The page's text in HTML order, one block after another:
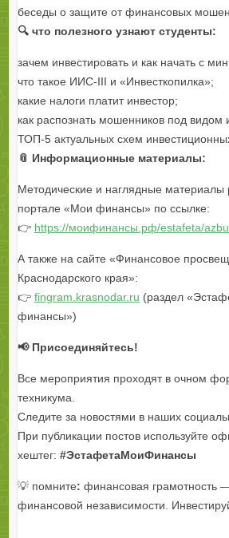
беседы о защите от финансовых
🔍 что полезного узнают студенты:
зачем инвестировать и как начать с
что такое ИИС-III и «Инвесткопилка»;
какие налоги платит инвестор;
как распознать мошенников под видом
ТОП-5 актуальных схем
📎 Информационные материалы:
Методические и наглядные
портале «Мои финансы» по ссылке:
👉 https://моифинансы.рф/estafeta/
А также на сайте «Финансовое
Краснодарского края»:
👉 fingram.krasnodar.ru (раздел
финансы»)
📢 Присоединяйтесь!
Все мероприятия проходят в очном
техникума.
Следите за новостями в наших
При публикации постов используйте
хештег: #ЭстафетаМоиФинансы
💡 помните: финансовая грамотность
финансовой независимости.